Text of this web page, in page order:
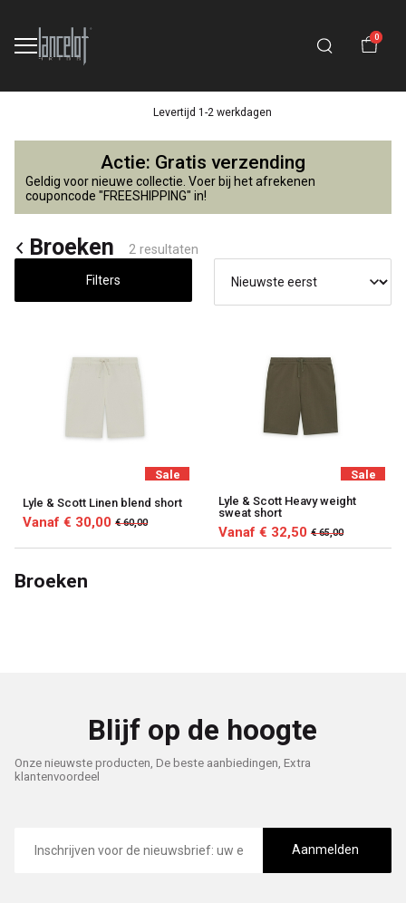
0
Levertijd 1-2 werkdagen
Broeken
Lancelot
4
Kids
Actie: Gratis verzending
Geldig voor nieuwe collectie. Voer bij het afrekenen
couponcode "FREESHIPPING" in!
Broeken 2 resultaten
Filters
Sale
Lyle & Scott Linen blend short
Vanaf € 30,00 € 60,00
Sale
Lyle & Scott Heavy weight
sweat short
Vanaf € 32,50 € 65,00
Broeken
Blijf op de hoogte
Onze nieuwste producten, De beste aanbiedingen, Extra
klantenvoordeel
mailadres
Aanmelden